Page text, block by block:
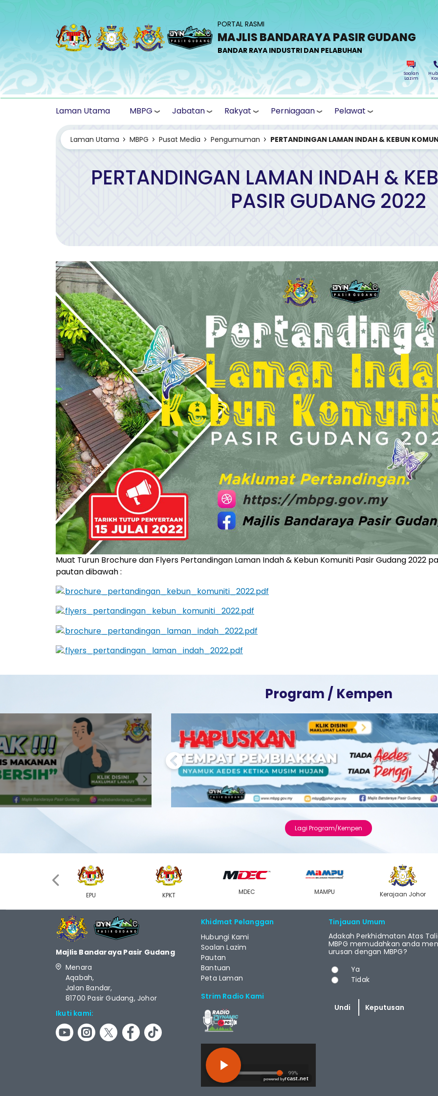
PORTAL RASMI
MAJLIS BANDARAYA PASIR GUDANG
BANDAR RAYA INDUSTRI DAN PELABUHAN
Soalan
Lazim
Laman Utama MBPG Jabatan Rakyat Perniagaan Pelawat
Laman Utama MBPG Pusat Media Pengumuman PERTANDINGAN LAMAN INDAH & KEBUN
PERTANDINGAN LAMAN INDAH &
PASIR GUDANG 2022
Muat Turun Brochure dan Flyers Pertandingan Laman Indah & Kebun Komuniti Pasir Gudang 2022
pautan dibawah :
brochure_pertandingan_kebun_komuniti_2022.pdf
flyers_pertandingan_kebun_komuniti_2022.pdf
brochure_pertandingan_laman_indah_2022.pdf
flyers_pertandingan_laman_indah_2022.pdf
Program / Kempen
Previous
Lagi Program/Kempen
KPKT MDEC MAMPU Kerajaan Johor MyGOV
Majlis Bandaraya Pasir Gudang
Menara
Aqabah,
Jalan Bandar,
81700 Pasir Gudang, Johor
Ikuti kami:
Khidmat Pelanggan
Hubungi Kami
Soalan Lazim
Pautan
Bantuan
Peta Laman
Strim Radio Kami
Tinjauan Umum
Adakah Perkhidmatan Atas
MBPG memudahkan anda
urusan dengan MBPG?
Pilihan
Ya
Tidak